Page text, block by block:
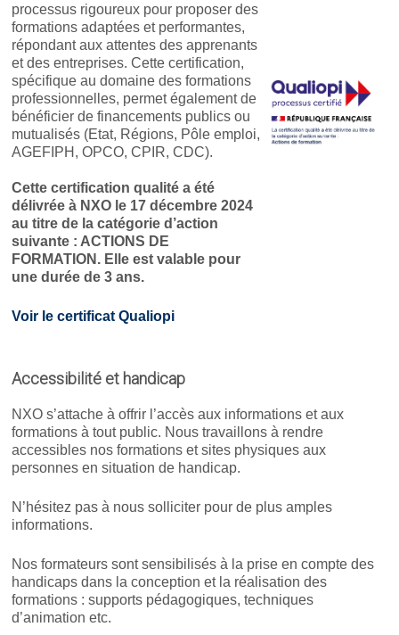
processus rigoureux pour proposer des
formations adaptées et performantes,
répondant aux attentes des apprenants
et des entreprises. Cette certification,
spécifique au domaine des formations
professionnelles, permet également de
bénéficier de financements publics ou
mutualisés (Etat, Régions, Pôle emploi,
AGEFIPH, OPCO, CPIR, CDC).
Cette certification qualité a été
délivrée à NXO le 17 décembre 2024
au titre de la catégorie d’action
suivante : ACTIONS DE
FORMATION. Elle est valable pour
une durée de 3 ans.
Voir le certificat Qualiopi
Accessibilité et handicap
NXO s’attache à offrir l’accès aux informations et aux
formations à tout public. Nous travaillons à rendre
accessibles nos formations et sites physiques aux
personnes en situation de handicap.
N’hésitez pas à nous solliciter pour de plus amples
informations.
Nos formateurs sont sensibilisés à la prise en compte des
handicaps dans la conception et la réalisation des
formations : supports pédagogiques, techniques
d’animation etc.